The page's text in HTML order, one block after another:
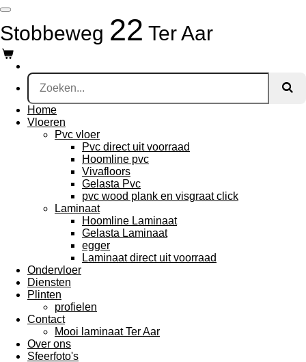
Ga
direct
naar
de
hoofdinhoud
Stobbeweg 22 Ter Aar
Home
Vloeren
Pvc vloer
Pvc direct uit voorraad
Hoomline pvc
Vivafloors
Gelasta Pvc
pvc wood plank en visgraat click
Laminaat
Hoomline Laminaat
Gelasta Laminaat
egger
Laminaat direct uit voorraad
Ondervloer
Diensten
Plinten
profielen
Contact
Mooi laminaat Ter Aar
Over ons
Sfeerfoto's